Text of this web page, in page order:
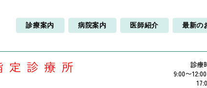
診療案内 病院案内 医師紹介 最新の
定診療所
診療
9:00〜